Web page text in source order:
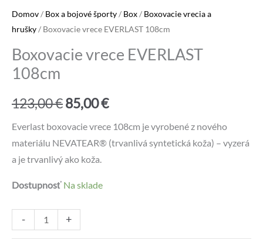
Domov/ Box a bojové športy/ Box/ Boxovacie vrecia a
hrušky/ Boxovacie vrece EVERLAST 108cm
Boxovacie vrece EVERLAST
108cm
123,00€Pôvodná
cena
bola:
85,00€Aktuálna
cena
je:
Everlast boxovacie vrece 108cm je vyrobené z nového
materiálu NEVATEAR® (trvanlivá syntetická koža) – vyzerá
a je trvanlivý ako koža.
Dostupnosť Na sklade
-
množstvo
Boxovacie
+